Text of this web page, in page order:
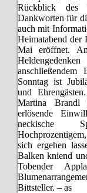
Rückblick des
Dankworten für
auch mit
Heimatabend der
Mai eröffnet.
Sonntag ist
und
Martina Brandl
erlösende
neckische
sich ergehen
Balken kniend
Tobender
Bittsteller. – as